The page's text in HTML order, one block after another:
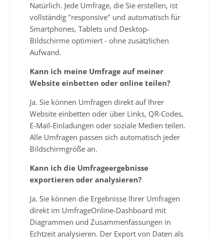
Natürlich. Jede Umfrage, die Sie erstellen, ist
vollständig "responsive" und automatisch für
Smartphones, Tablets und Desktop-
Bildschirme optimiert - ohne zusätzlichen
Aufwand.
Kann ich meine Umfrage auf meiner
Website einbetten oder online teilen?
Ja. Sie können Umfragen direkt auf Ihrer
Website einbetten oder über Links, QR-Codes,
E-Mail-Einladungen oder soziale Medien teilen.
Alle Umfragen passen sich automatisch jeder
Bildschirmgröße an.
Kann ich die Umfrageergebnisse
exportieren oder analysieren?
Ja. Sie können die Ergebnisse Ihrer Umfragen
direkt im UmfrageOnline-Dashboard mit
Diagrammen und Zusammenfassungen in
Echtzeit analysieren. Der Export von Daten als